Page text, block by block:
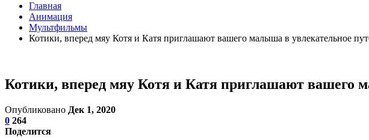
Главная
Анимация
Мультфильмы
Котики, вперед мяу Котя и Катя приглашают вашего малыша в увлекательное
Котики, вперед мяу Котя и Катя приглашают вашего
Опубликовано Дек 1, 2020
0 264
Поделится